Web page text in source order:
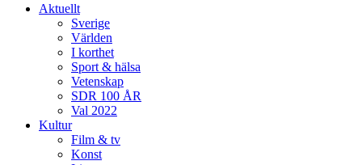
Aktuellt
Sverige
Världen
I korthet
Sport & hälsa
Vetenskap
SDR 100 ÅR
Val 2022
Kultur
Film & tv
Konst